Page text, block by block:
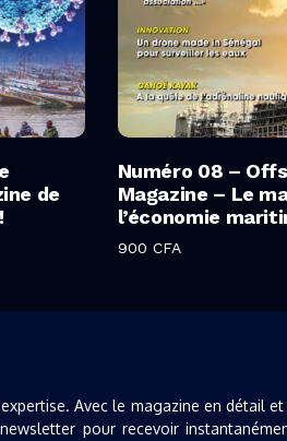
de
Ajouter Au
Numéro 08 –
Magazine – Le
l’économie
900 CFA
Avec le magazine en détail
pour recevoir